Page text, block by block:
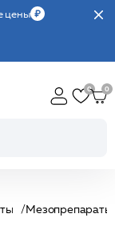
цены
Мезопрепараты